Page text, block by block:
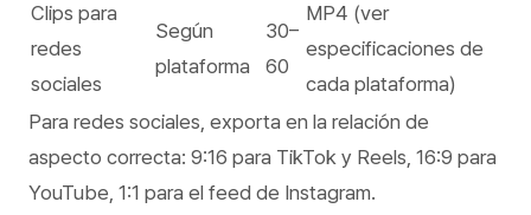
Clips para
redes
sociales
Según
plataforma
30–
60
MP4 (ver
especificaciones de
cada plataforma)
Para redes sociales, exporta en la relación de
aspecto correcta: 9:16 para TikTok y Reels, 16:9 para
YouTube, 1:1 para el feed de Instagram.